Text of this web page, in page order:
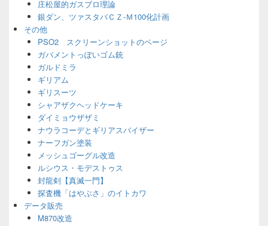
庄松屋的ガスブロ理論
銀ダン、ツァスタバＣＺ-Ｍ100化計画
その他
PSO2 スクリーンショットのページ
ガバメントっぽいゴム銃
ガルドミラ
ギリアム
ギリスーツ
シャアザクヘッドケーキ
ダイミョウザザミ
ナウラコーデとギリアスバイザー
ナーフガン塗装
メッシュゴーグル改造
ルシウス・モデストゥス
封龍剣【真滅一門】
探査機「はやぶさ」のイトカワ
データ販売
M870改造